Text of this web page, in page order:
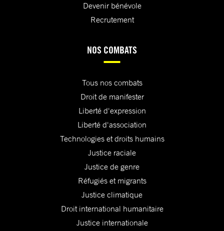
Devenir bénévole
Recrutement
NOS COMBATS
Tous nos combats
Droit de manifester
Liberté d'expression
Liberté d'association
Technologies et droits humains
Justice raciale
Justice de genre
Réfugiés et migrants
Justice climatique
Droit international humanitaire
Justice internationale